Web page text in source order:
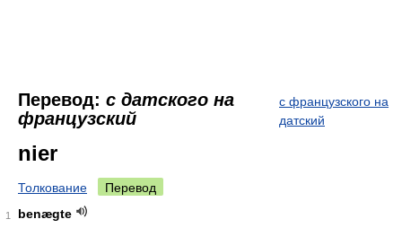
Перевод: с датского на
французский
с французского на
датский
nier
Толкование Перевод
1
benægte